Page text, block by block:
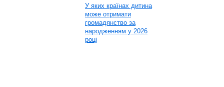
У яких країнах дитина
може отримати
громадянство за
народженням у 2026
році